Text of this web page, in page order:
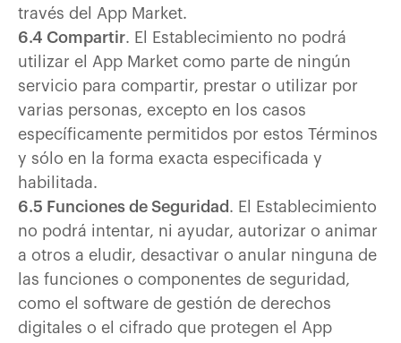
través del App Market.
6.4 Compartir. El Establecimiento no podrá
utilizar el App Market como parte de ningún
servicio para compartir, prestar o utilizar por
varias personas, excepto en los casos
específicamente permitidos por estos Términos
y sólo en la forma exacta especificada y
habilitada.
6.5 Funciones de Seguridad . El Establecimiento
no podrá intentar, ni ayudar, autorizar o animar
a otros a eludir, desactivar o anular ninguna de
las funciones o componentes de seguridad,
como el software de gestión de derechos
digitales o el cifrado que protegen el App